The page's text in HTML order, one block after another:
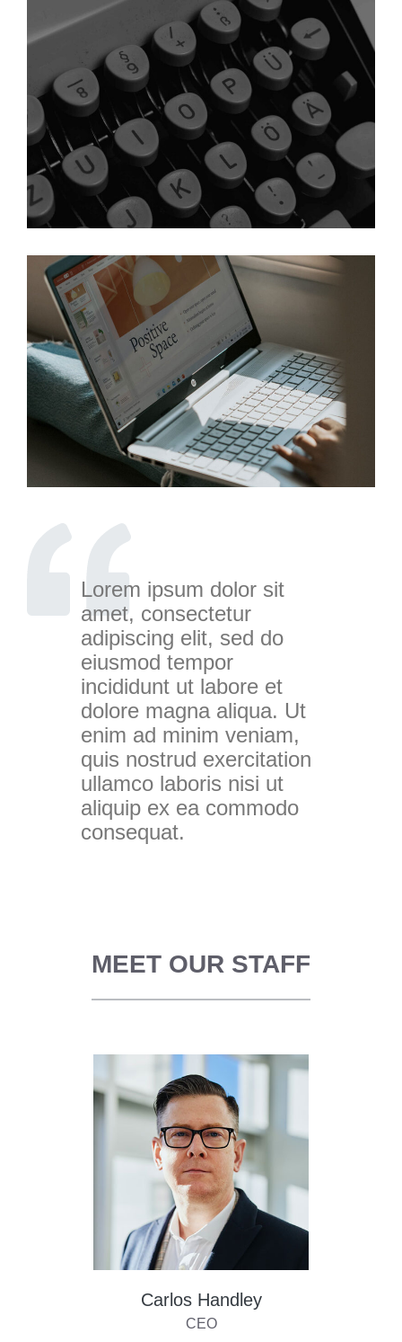
Lorem ipsum dolor sit
amet, consectetur
adipiscing elit, sed do
eiusmod tempor
incididunt ut labore et
dolore magna aliqua. Ut
enim ad minim veniam,
quis nostrud exercitation
ullamco laboris nisi ut
aliquip ex ea commodo
consequat.
MEET OUR STAFF
Carlos Handley
CEO